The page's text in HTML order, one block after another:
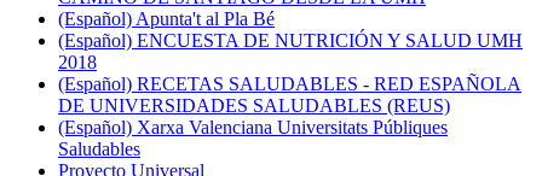
(Español) Apunta't al Pla Bé
(Español) ENCUESTA DE NUTRICIÓN Y SALUD UMH
2018
(Español) RECETAS SALUDABLES - RED ESPAÑOLA
DE UNIVERSIDADES SALUDABLES (REUS)
(Español) Xarxa Valenciana Universitats Públiques
Saludables
Proyecto Universal